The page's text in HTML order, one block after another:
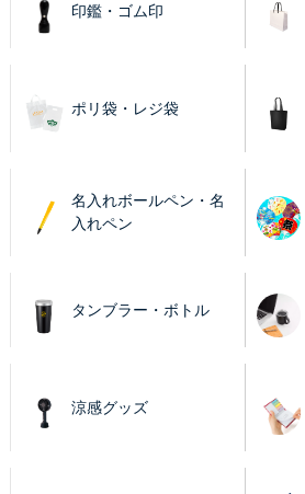
印鑑・ゴム印
ポリ袋・レジ袋
名入れボールペン・名
入れペン
タンブラー・ボトル
涼感グッズ